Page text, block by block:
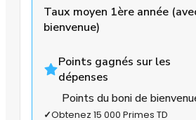
Taux moyen 1ère année
bienvenue)
Points gagnés sur les
dépenses
Points du boni de
✓Obtenez 15 000 Primes TD